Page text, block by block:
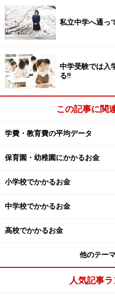
私立中学へ通っ
中学受験では入
る!!
この記事に関
学費・教育費の平均データ
保育園・幼稚園にかかるお金
小学校でかかるお金
中学校でかかるお金
高校でかかるお金
他のテー
人気記事